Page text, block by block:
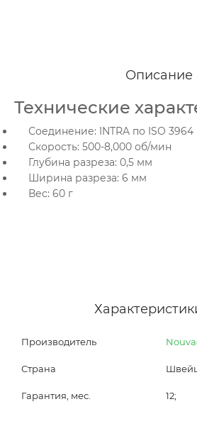
Описание
Технические
Соединение: INTRA по ISO 3964
Скорость: 500-8,000 об/мин
Глубина разреза: 0,5 мм
Ширина разреза: 6 мм
Вес: 60 г
Производитель
Страна
Гарантия, мес. 12;